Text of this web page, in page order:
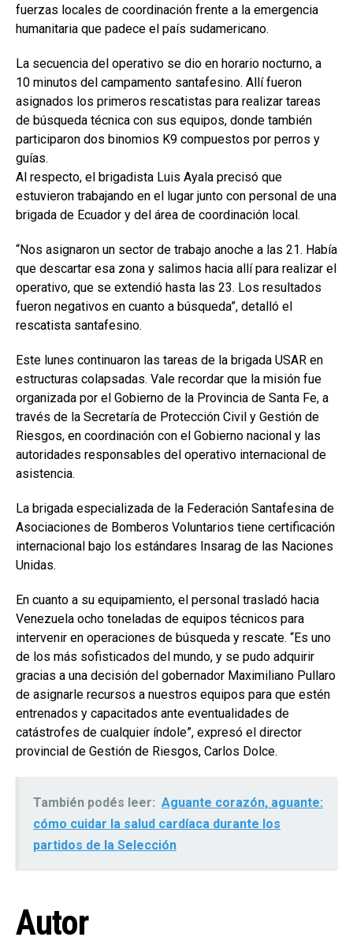
fuerzas locales de coordinación frente a la emergencia
humanitaria que padece el país sudamericano.
La secuencia del operativo se dio en horario nocturno, a
10 minutos del campamento santafesino. Allí fueron
asignados los primeros rescatistas para realizar tareas
de búsqueda técnica con sus equipos, donde también
participaron dos binomios K9 compuestos por perros y
guías.
Al respecto, el brigadista Luis Ayala precisó que
estuvieron trabajando en el lugar junto con personal de una
brigada de Ecuador y del área de coordinación local.
“Nos asignaron un sector de trabajo anoche a las 21. Había
que descartar esa zona y salimos hacia allí para realizar el
operativo, que se extendió hasta las 23. Los resultados
fueron negativos en cuanto a búsqueda”, detalló el
rescatista santafesino.
Este lunes continuaron las tareas de la brigada USAR en
estructuras colapsadas. Vale recordar que la misión fue
organizada por el Gobierno de la Provincia de Santa Fe, a
través de la Secretaría de Protección Civil y Gestión de
Riesgos, en coordinación con el Gobierno nacional y las
autoridades responsables del operativo internacional de
asistencia.
La brigada especializada de la Federación Santafesina de
Asociaciones de Bomberos Voluntarios tiene certificación
internacional bajo los estándares Insarag de las Naciones
Unidas.
En cuanto a su equipamiento, el personal trasladó hacia
Venezuela ocho toneladas de equipos técnicos para
intervenir en operaciones de búsqueda y rescate. “Es uno
de los más sofisticados del mundo, y se pudo adquirir
gracias a una decisión del gobernador Maximiliano Pullaro
de asignarle recursos a nuestros equipos para que estén
entrenados y capacitados ante eventualidades de
catástrofes de cualquier índole”, expresó el director
provincial de Gestión de Riesgos, Carlos Dolce.
También podés leer: Aguante corazón, aguante:
cómo cuidar la salud cardíaca durante los
partidos de la Selección
Autor